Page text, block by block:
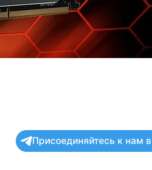
Присоединяйтесь к нам